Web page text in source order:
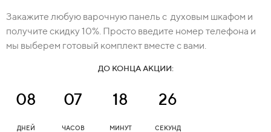
Закажите любую варочную панель с духовым шкафом и
получите скидку 10%. Просто введите номер телефона и
мы выберем готовый комплект вместе с вами.
ДО КОНЦА АКЦИИ:
08 07 18 25
ДНЕЙ ЧАСОВ МИНУТ СЕКУНД